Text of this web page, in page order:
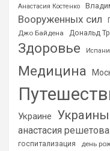
Анастасия Костенко
Вооруженных сил
Джо Байдена
Дональд
Здоровье
Медицина
Украине Украины
анастасия решетова
госпитализация
день